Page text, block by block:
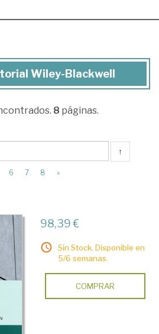
Wiley-Blackwell
8 páginas.
↑
6 7 8 »
98,39 €
Sin Stock. Disponible en
5/6 semanas.
COMPRAR